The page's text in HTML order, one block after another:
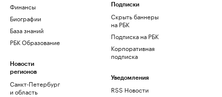
Финансы
Биографии
База знаний
РБК Образование
Новости
регионов
Санкт-Петербург
и область
Подписки
Скрыть баннеры
на РБК
Подписка на РБК
Корпоративная
подписка
Уведомления
RSS Новости